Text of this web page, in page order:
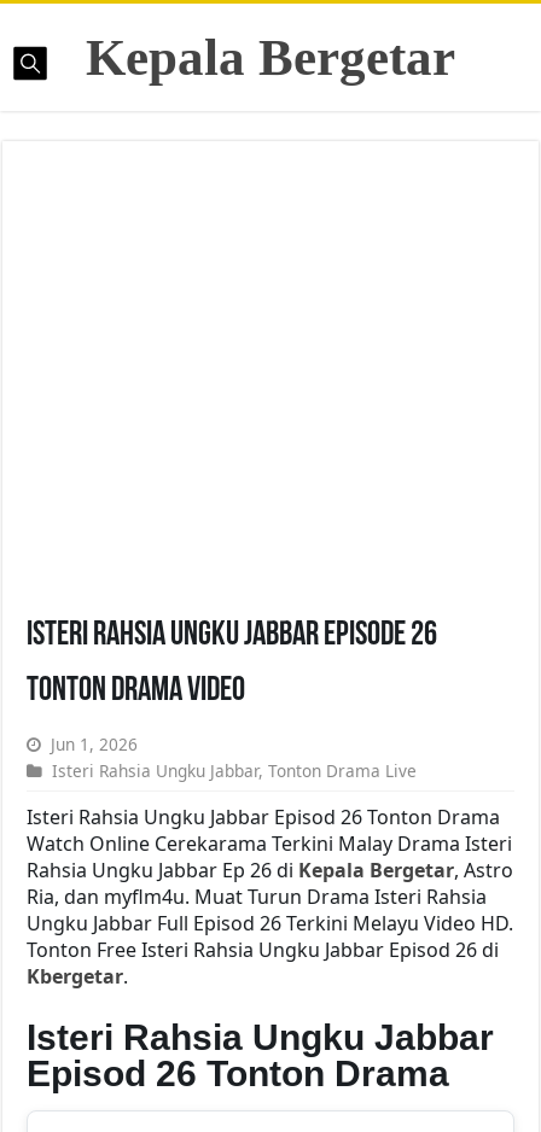
Kepala Bergetar
Isteri Rahsia Ungku Jabbar Episode 26
Tonton Drama Video
Jun 1, 2026
Isteri Rahsia Ungku Jabbar,Tonton Drama Live
Isteri Rahsia Ungku Jabbar Episod 26 Tonton Drama
Watch Online Cerekarama Terkini Malay Drama Isteri
Rahsia Ungku Jabbar Ep 26 di Kepala Bergetar, Astro
Ria, dan myflm4u. Muat Turun Drama Isteri Rahsia
Ungku Jabbar Full Episod 26 Terkini Melayu Video HD.
Tonton Free Isteri Rahsia Ungku Jabbar Episod 26 di
Kbergetar.
Isteri Rahsia Ungku Jabbar
Episod 26 Tonton Drama